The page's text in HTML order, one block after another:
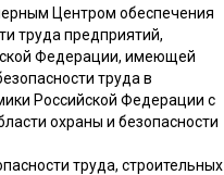
Центром обеспечения
труда предприятий,
Федерации, имеющей
труда в
Российской Федерации с
охраны и безопасности
труда, строительных